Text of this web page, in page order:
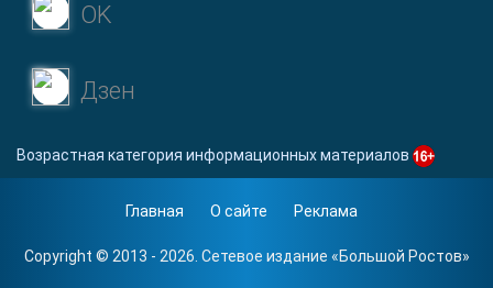
OK
Дзен
Возрастная категория информационных материалов
Главная О сайте Реклама
Copyright © 2013 - 2026. Сетевое издание «Большой Ростов»